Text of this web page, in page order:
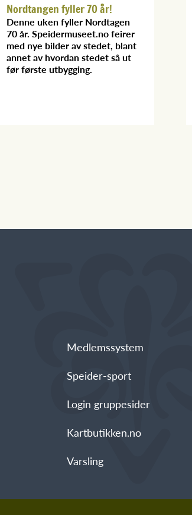
Nordtangen fyller 70 år!
Denne uken fyller Nordtagen
70 år. Speidermuseet.no feirer
med nye bilder av stedet, blant
annet av hvordan stedet så ut
før første utbygging.
Medlemssystem
Speider-sport
Login gruppesider
Kartbutikken.no
Varsling